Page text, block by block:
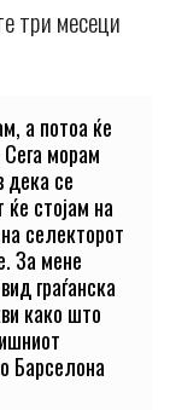
три месеци
а потоа ќе
морам
дека се
стојам на
селекторот
За мене
граѓанска
како што
Барселона